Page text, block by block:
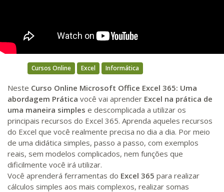
Cursos Online Excel Informática
Neste Curso Online Microsoft Office Excel 365: Uma
abordagem Prática você vai aprender Excel na prática de
uma maneira simples e descomplicada a utilizar os
principais recursos do Excel 365. Aprenda aqueles recursos
do Excel que você realmente precisa no dia a dia. Por meio
de uma didática simples, passo a passo, com exemplos
reais, sem modelos complicados, nem funções que
dificilmente você irá utilizar.
Você aprenderá ferramentas do Excel 365 para realizar
cálculos simples aos mais complexos, realizar somas